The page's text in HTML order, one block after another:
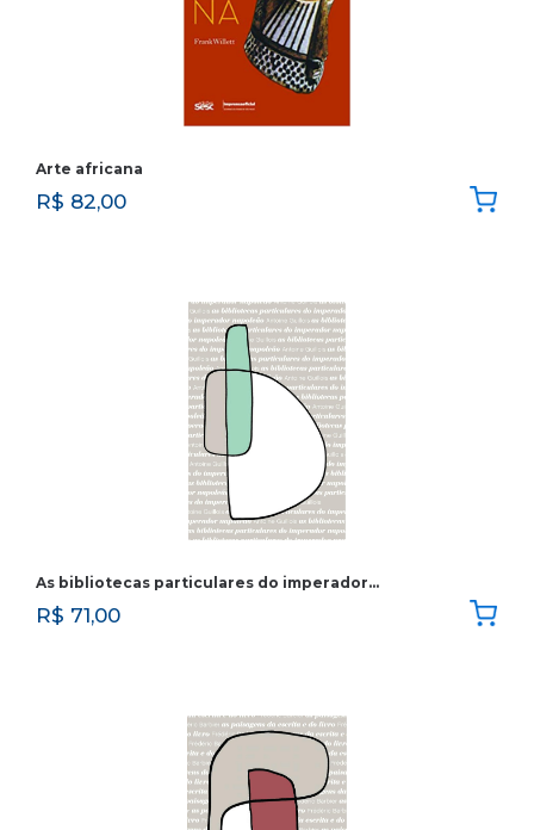
Arte africana
R$ 82,00
As bibliotecas particulares do imperador…
R$ 71,00